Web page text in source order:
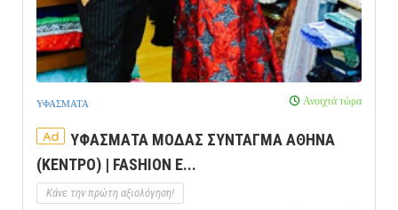
ΥΦΑΣΜΑΤΑ Ανοιχτά τώρα
Ad
ΥΦΑΣΜΑΤΑ ΜΟΔΑΣ ΣΥΝΤΑΓΜΑ ΑΘΗΝΑ
(ΚΕΝΤΡΟ) | FASHION E...
Κάνε την πρώτη αξιολόγηση!